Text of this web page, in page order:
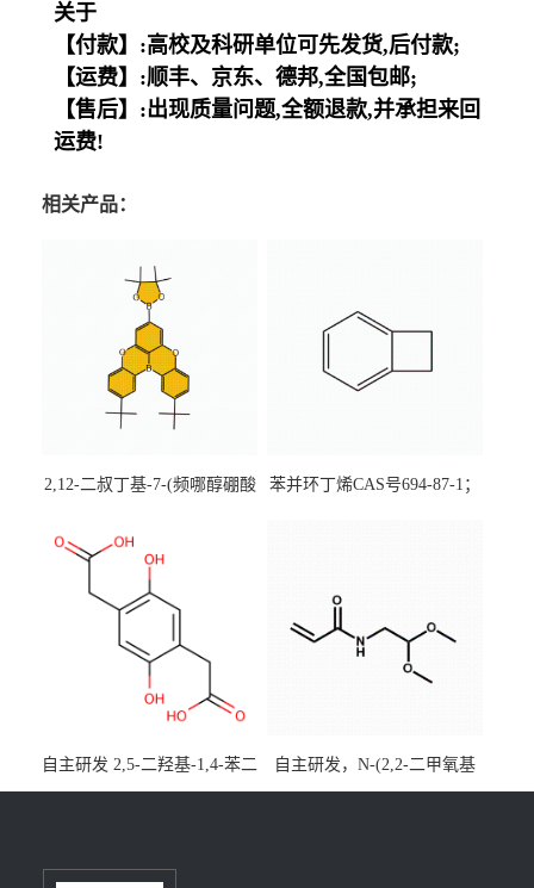
关于
【付款】:高校及科研单位可先发货,后付款;
【运费】:顺丰、京东、德邦,全国包邮;
【售后】:出现质量问题,全额退款,并承担来回
运费!
相关产品：
2,12-二叔丁基-7-(频哪醇硼酸
[3,2,1-de]蒽CAS号2648896-
装，实验室现货直发
苯并环丁烯CAS号694-87-1；
自主研发 2,5-二羟基-1,4-苯二
乙酸CAS号5488-16-4；公斤
百公斤级可供应
自主研发，N-(2,2-二甲氧基
乙基)丙烯酰胺CAS号49707-